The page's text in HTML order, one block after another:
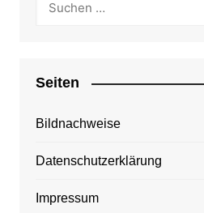
Seiten
Bildnachweise
Datenschutzerklärung
Impressum